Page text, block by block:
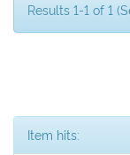
Results 1-1 of 1
Item hits: